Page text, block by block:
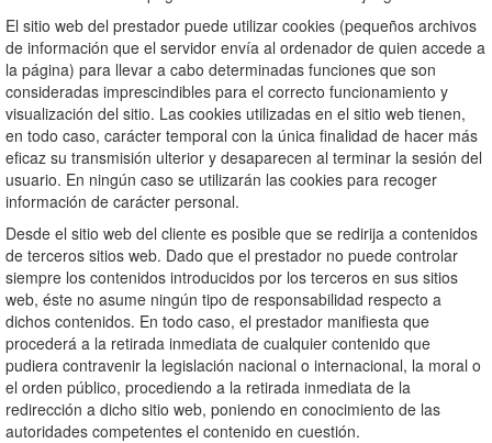
El sitio web del prestador puede utilizar cookies (pequeños archivos
de información que el servidor envía al ordenador de quien accede a
la página) para llevar a cabo determinadas funciones que son
consideradas imprescindibles para el correcto funcionamiento y
visualización del sitio. Las cookies utilizadas en el sitio web tienen,
en todo caso, carácter temporal con la única finalidad de hacer más
eficaz su transmisión ulterior y desaparecen al terminar la sesión del
usuario. En ningún caso se utilizarán las cookies para recoger
información de carácter personal.
Desde el sitio web del cliente es posible que se redirija a contenidos
de terceros sitios web. Dado que el prestador no puede controlar
siempre los contenidos introducidos por los terceros en sus sitios
web, éste no asume ningún tipo de responsabilidad respecto a
dichos contenidos. En todo caso, el prestador manifiesta que
procederá a la retirada inmediata de cualquier contenido que
pudiera contravenir la legislación nacional o internacional, la moral o
el orden público, procediendo a la retirada inmediata de la
redirección a dicho sitio web, poniendo en conocimiento de las
autoridades competentes el contenido en cuestión.